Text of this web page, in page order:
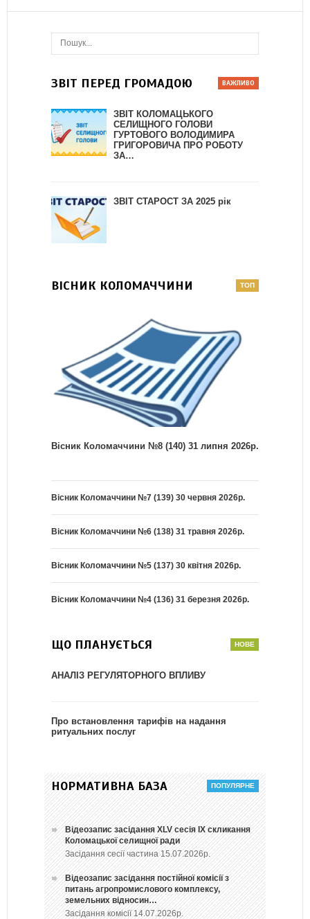
ЗВІТ ПЕРЕД ГРОМАДОЮ
ЗВІТ КОЛОМАЦЬКОГО
СЕЛИЩНОГО ГОЛОВИ
ГУРТОВОГО ВОЛОДИМИРА
ГРИГОРОВИЧА ПРО РОБОТУ
ЗА…
ЗВІТ СТАРОСТ ЗА 2025 рік
ВІСНИК КОЛОМАЧЧИНИ
Вісник Коломаччини №8 (140) 31 липня 2026р.
Вісник Коломаччини №7 (139) 30 червня 2026р.
Вісник Коломаччини №6 (138) 31 травня 2026р.
Вісник Коломаччини №5 (137) 30 квітня 2026р.
Вісник Коломаччини №4 (136) 31 березня 2026р.
ЩО ПЛАНУЄТЬСЯ
АНАЛІЗ РЕГУЛЯТОРНОГО ВПЛИВУ
Про встановлення тарифів на надання
ритуальних послуг
НОРМАТИВНА БАЗА
Відеозапис засідання ХLV сесія ІХ скликання
Коломацької селищної ради
Засідання сесії частина 15.07.2026р.
Відеозапис засідання постійної комісії з
питань агропромислового комплексу,
земельних відносин…
Засідання комісії 14.07.2026р.